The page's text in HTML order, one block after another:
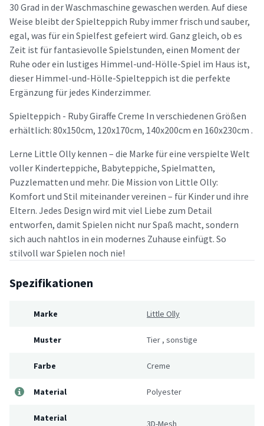
30 Grad in der Waschmaschine gewaschen werden. Auf diese
Weise bleibt der Spielteppich Ruby immer frisch und sauber,
egal, was für ein Spielfest gefeiert wird. Ganz gleich, ob es
Zeit ist für fantasievolle Spielstunden, einen Moment der
Ruhe oder ein lustiges Himmel-und-Hölle-Spiel im Haus ist,
dieser Himmel-und-Hölle-Spielteppich ist die perfekte
Ergänzung für jedes Kinderzimmer.
Spielteppich - Ruby Giraffe Creme In verschiedenen Größen
erhältlich: 80x150cm, 120x170cm, 140x200cm en 160x230cm .
Lerne Little Olly kennen – die Marke für eine verspielte Welt
voller Kinderteppiche, Babyteppiche, Spielmatten,
Puzzlematten und mehr. Die Mission von Little Olly:
Komfort und Stil miteinander vereinen – für Kinder und ihre
Eltern. Jedes Design wird mit viel Liebe zum Detail
entworfen, damit Spielen nicht nur Spaß macht, sondern
sich auch nahtlos in ein modernes Zuhause einfügt. So
stilvoll war Spielen noch nie!
Spezifikationen
Marke Little Olly
Muster Tier , sonstige
Farbe Creme
Material Polyester
Material
3D-Mesh